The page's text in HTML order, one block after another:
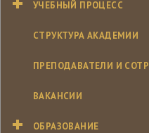
УЧЕБНЫЙ ПРОЦЕСС
СТРУКТУРА АКАДЕМИИ
ПРЕПОДАВАТЕЛИ И
ВАКАНСИИ
ОБРАЗОВАНИЕ